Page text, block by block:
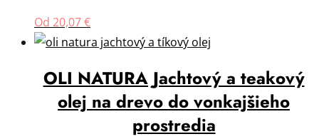
Od 20,07€
OLI NATURA Jachtový a teakový
olej na drevo do vonkajšieho
prostredia